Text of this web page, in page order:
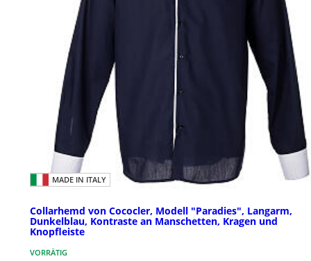
MADE IN ITALY
Collarhemd von Cococler, Modell "Paradies", Langarm,
Dunkelblau, Kontraste an Manschetten, Kragen und
Knopfleiste
VORRÄTIG